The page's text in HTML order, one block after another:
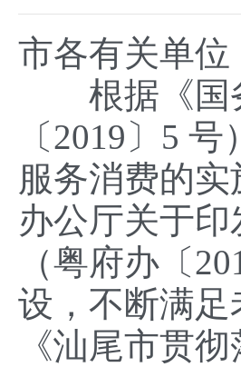
市各有关单位
根据《国务
〔2019〕5
服务消费的
办公厅关于
（粤府办〔
设，不断满
《汕尾市贯